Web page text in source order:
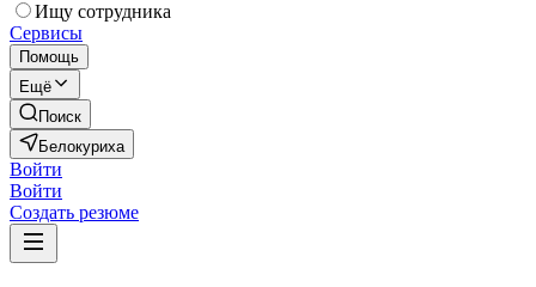
Ищу сотрудника
Сервисы
Помощь
Ещё
Поиск
Белокуриха
Войти
Войти
Создать резюме